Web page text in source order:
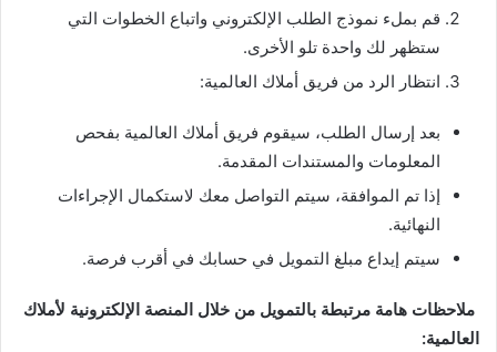
قم بملء نموذج الطلب الإلكتروني واتباع الخطوات التي
ستظهر لك واحدة تلو الأخرى.
انتظار الرد من فريق أملاك العالمية:
بعد إرسال الطلب، سيقوم فريق أملاك العالمية بفحص
المعلومات والمستندات المقدمة.
إذا تم الموافقة، سيتم التواصل معك لاستكمال الإجراءات
النهائية.
سيتم إيداع مبلغ التمويل في حسابك في أقرب فرصة.
ملاحظات هامة مرتبطة بالتمويل من خلال المنصة الإلكترونية لأملاك
العالمية: